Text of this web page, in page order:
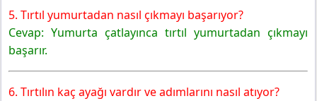
5. Tırtıl yumurtadan nasıl çıkmayı başarıyor?
Cevap: Yumurta çatlayınca tırtıl yumurtadan çıkmayı
başarır.
6. Tırtılın kaç ayağı vardır ve adımlarını nasıl atıyor?